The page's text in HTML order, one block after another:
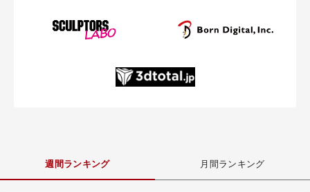
週間ランキング 月間ランキング